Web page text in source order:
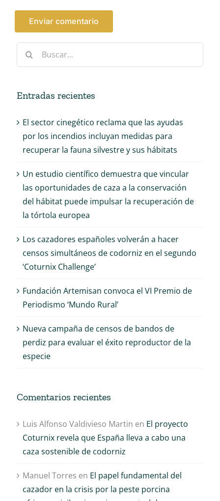
Buscar:
Entradas recientes
El sector cinegético reclama que las ayudas
por los incendios incluyan medidas para
recuperar la fauna silvestre y sus hábitats
Un estudio científico demuestra que vincular
las oportunidades de caza a la conservación
del hábitat puede impulsar la recuperación de
la tórtola europea
Los cazadores españoles volverán a hacer
censos simultáneos de codorniz en el segundo
‘Coturnix Challenge’
Fundación Artemisan convoca el VI Premio de
Periodismo ‘Mundo Rural’
Nueva campaña de censos de bandos de
perdiz para evaluar el éxito reproductor de la
especie
Comentarios recientes
Luis Alfonso Valdivieso Martin en El proyecto
Coturnix revela que España lleva a cabo una
caza sostenible de codorniz
Manuel Torres en El papel fundamental del
cazador en la crisis por la peste porcina